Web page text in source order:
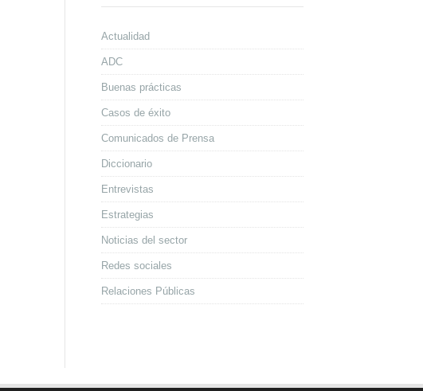
Actualidad
ADC
Buenas prácticas
Casos de éxito
Comunicados de Prensa
Diccionario
Entrevistas
Estrategias
Noticias del sector
Redes sociales
Relaciones Públicas